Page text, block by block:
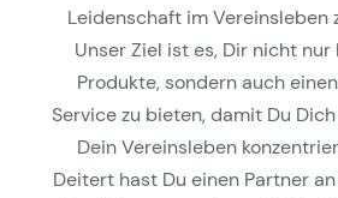
Leidenschaft im Vereinsleben
Unser Ziel ist es, Dir nicht
Produkte, sondern auch
Service zu bieten, damit Du
Dein Vereinsleben
Deitert hast Du einen Partner